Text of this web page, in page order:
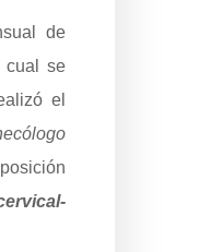
de
cual se
el